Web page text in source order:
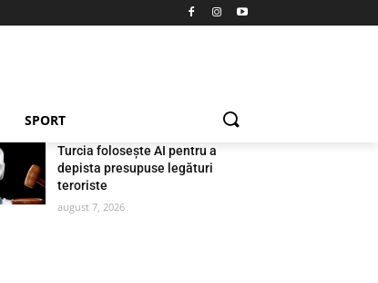
SPORT
Turcia folosește AI pentru a
depista presupuse legături
teroriste
august 7, 2026